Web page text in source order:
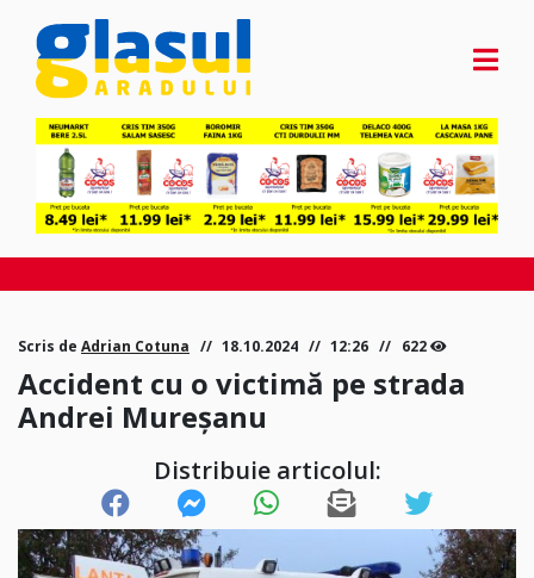
Scris de Adrian Cotuna 18.10.2024 12:26 622
Accident cu o victimă pe strada
Andrei Mureșanu
Distribuie articolul: